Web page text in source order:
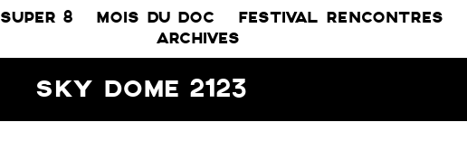
SUPER 8 MOIS DU DOC FESTIVAL RENCONTRES
ARCHIVES
SKY DOME 2123